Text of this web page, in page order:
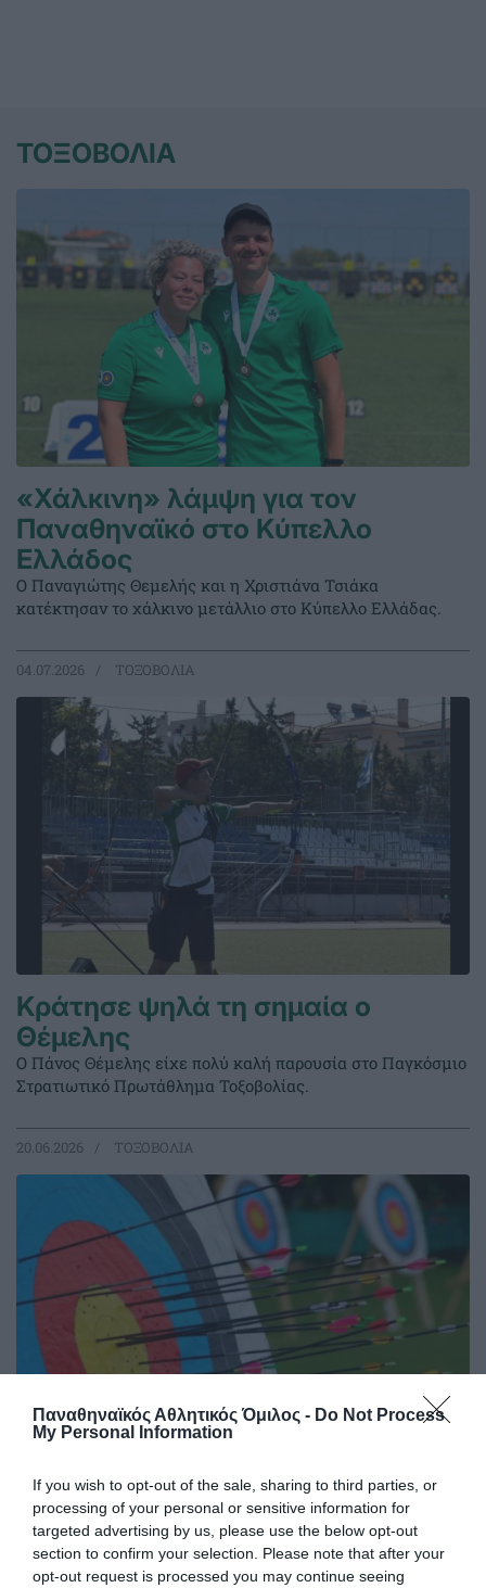
Παναθηναϊκός Αθλητικός Όμιλος - Do Not Process
My Personal Information
If you wish to opt-out of the sale, sharing to third parties, or
processing of your personal or sensitive information for
targeted advertising by us, please use the below opt-out
section to confirm your selection. Please note that after your
opt-out request is processed you may continue seeing
ΤΟΞΟΒΟΛΙΑ
«Χάλκινη» λάμψη για τον
Παναθηναϊκό στο Κύπελλο
Ελλάδος
Ο Παναγιώτης Θεμελής και η Χριστιάνα Τσιάκα
κατέκτησαν το χάλκινο μετάλλιο στο Κύπελλο Ελλάδας.
04.07.2026 ΤΟΞΟΒΟΛΙΑ
Κράτησε ψηλά τη σημαία ο
Θέμελης
Ο Πάνος Θέμελης είχε πολύ καλή παρουσία στο Παγκόσμιο
Στρατιωτικό Πρωτάθλημα Τοξοβολίας.
20.06.2026 ΤΟΞΟΒΟΛΙΑ
Δυναμική παρουσία στη Νίκαια
Οι αθλητές και οι αθλήτριες του Παναθηναϊκού
πραγματοποίησαν δυναμικές εμφανίσεις στους αγώνες
τοξοβολίας που διεξήχθησαν στο Δημοτικό Γήπεδο Νίκαιας,
καταγράφοντας υψηλές επιδόσεις και σταθερή παρουσία